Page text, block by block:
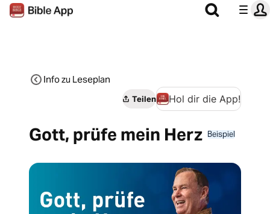
Info zu Leseplan
Teilen Hol dir die App!
Gott, prüfe mein Herz Beispiel